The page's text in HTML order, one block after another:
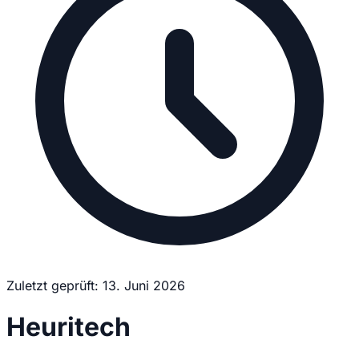
Zuletzt geprüft: 13. Juni 2026
Heuritech